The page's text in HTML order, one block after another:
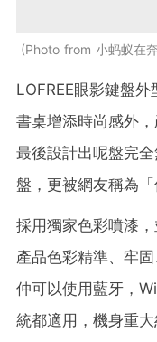
Photo from 小蚂蚁在
LOFREE眼影鍵盤
書桌增添時尚感外
最後設計出呢盤完
盤，更被網友稱為「
採用獨家色彩噴漆
產品色彩精準、牢
仲可以使用藍牙，
統都適用，機身重